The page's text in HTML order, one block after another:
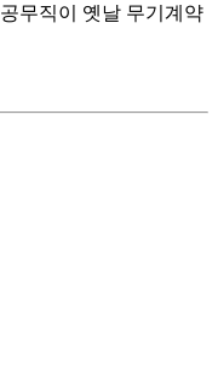
무직이 옛날 무기계약